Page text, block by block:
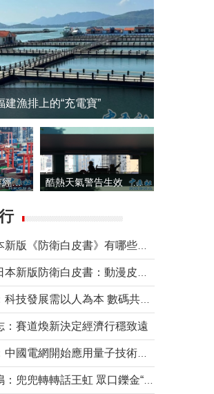
建漁排上的“充電寶”
滙豐上調香港今年經濟增長預測至4.5% 酷熱天氣警告生效 本港高溫持續至下周
：賽道煥新決定經濟行穩致遠